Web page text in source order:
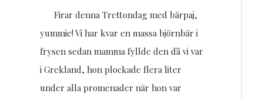
Firar denna Trettondag med bärpaj,
yummie! Vi har kvar en massa björnbär i
frysen sedan mamma fyllde den då vi var
i Grekland, hon plockade flera liter
under alla promenader när hon var